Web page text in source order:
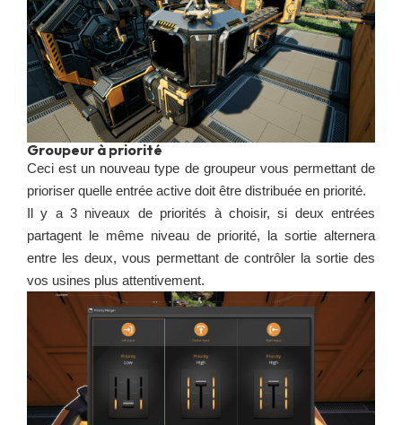
Groupeur à priorité
Ceci est un nouveau type de groupeur vous permettant de
prioriser quelle entrée active doit être distribuée en priorité.
Il y a 3 niveaux de priorités à choisir, si deux entrées
partagent le même niveau de priorité, la sortie alternera
entre les deux, vous permettant de contrôler la sortie des
vos usines plus attentivement.